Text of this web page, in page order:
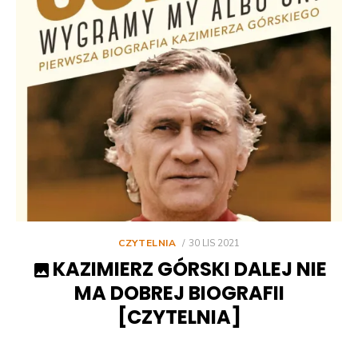
CZYTELNIA
POSTED
30 LIS 2021
KAZIMIERZ GÓRSKI DALEJ NIE
MA DOBREJ BIOGRAFII
[CZYTELNIA]